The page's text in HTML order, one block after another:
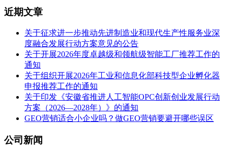
近期文章
关于征求进一步推动先进制造业和现代生产性服务业深
度融合发展行动方案意见的公告
关于开展2026年度卓越级和领航级智能工厂推荐工作的
通知
关于组织开展2026年工业和信息化部科技型企业孵化器
申报推荐工作的通知
关于印发《安徽省推进人工智能OPC创新创业发展行动
方案（2026—2028年）》的通知
GEO营销适合小企业吗？做GEO营销要避开哪些误区
公司新闻